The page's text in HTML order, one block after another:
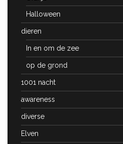
Halloween
dieren
In en om de zee
op de grond
1001 nacht
awareness
diverse
Elven